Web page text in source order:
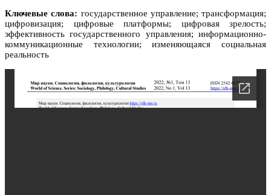
Ключевые слова: государственное управление; трансформация;
цифровизация; цифровые платформы; цифровая зрелость;
эффективность государственного управления; информационно-
коммуникационные технологии; изменяющаяся социальная
реальность